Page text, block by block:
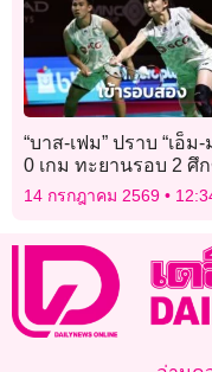
“บาส-เฟม” ปราบ “เอ็ม-
0 เกม ทะยานรอบ 2 ศึ
“เจแปน โอเพ่น 2026”
14 กรกฎาคม 2569